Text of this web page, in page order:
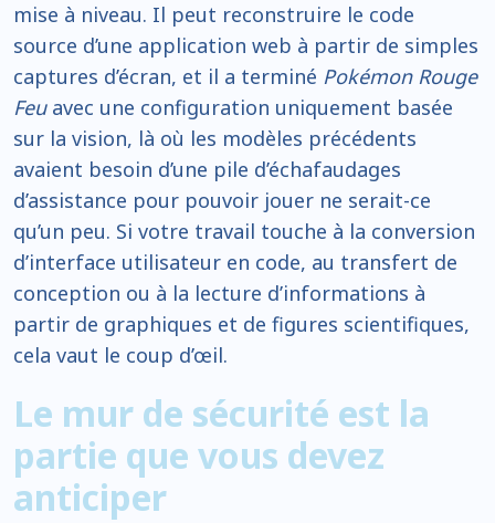
mise à niveau. Il peut reconstruire le code
source d’une application web à partir de simples
captures d’écran, et il a terminé Pokémon Rouge
Feuavec une configuration uniquement basée
sur la vision, là où les modèles précédents
avaient besoin d’une pile d’échafaudages
d’assistance pour pouvoir jouer ne serait-ce
qu’un peu. Si votre travail touche à la conversion
d’interface utilisateur en code, au transfert de
conception ou à la lecture d’informations à
partir de graphiques et de figures scientifiques,
cela vaut le coup d’œil.
Le mur de sécurité est la
partie que vous devez
anticiper